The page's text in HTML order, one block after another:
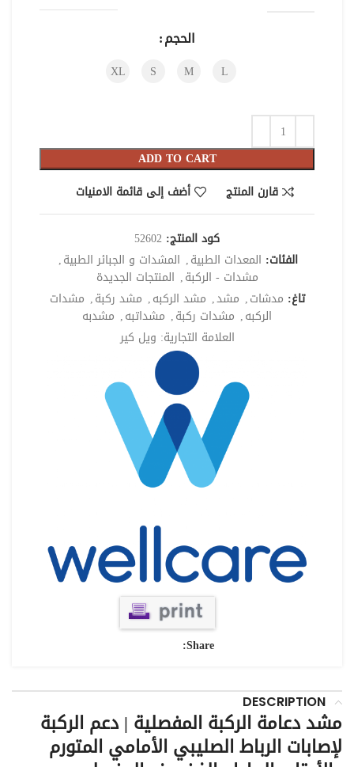
الحجم
L
M
S
XL
ADD TO CART
قارن المنتج
أضف إلى قائمة الامنيات
كود المنتج: 52602
الفئات: المعدات الطبية, المشدات و الجبائر الطبية,
مشدات - الركبة, المنتجات الجديدة
تاغ: مدشات, مشد, مشد الركبه, مشد ركبة, مشدات
الركبه, مشدات ركبة, مشداتبه, مشدبه
العلامة التجارية: ويل كير
Share:
DESCRIPTION
مشد دعامة الركبة المفصلية | دعم الركبة
لإصابات الرباط الصليبي الأمامي المتورم